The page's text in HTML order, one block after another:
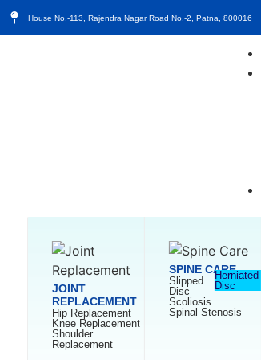
House No.-113, Rajendra Nagar Road No.-2, Patna, 800016
JOINT
REPLACEMENT
Hip Replacement
Knee Replacement
Shoulder
Replacement
SPINE CARE
Slipped
Disc
Herniated
Disc
Scoliosis
Spinal Stenosis